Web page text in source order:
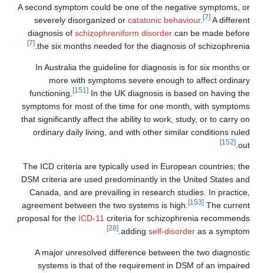
A second symptom could be one of the negative
severely disorganized orcatatonic behaviour
diagnosis of schizophreniform disordercan
the six months needed for the diagnosis of
In Australia the guideline for diagnosis is
more with symptoms severe enough to
functioning.
In the UK diagnosis is based
symptoms for most of the time for one month,
that significantly affect the ability to work,
ordinary daily living, and with other similar
The ICD criteria are typically used in European
DSM criteria are used predominantly in the
Canada, and are prevailing in research
agreement between the two systems is high.
proposal for theICD-11criteria for
adding self-disorder
A major unresolved difference between the
systems is that of the requirement in DSM